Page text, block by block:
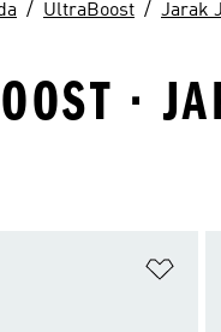
UltraBoost Jarak
·